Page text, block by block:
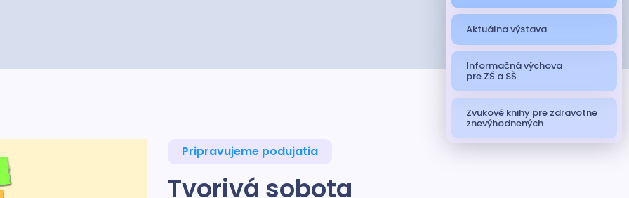
Pripravujeme podujatia
Tvorivá sobota
Aktuálna výstava
Informačná výchova
pre ZŠ a SŠ
Zvukové knihy pre zdravotne
znevýhodnených